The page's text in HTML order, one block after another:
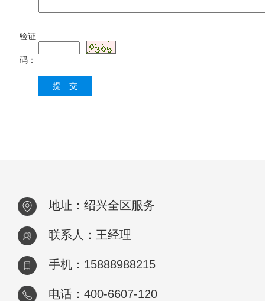
验证
码：
地址：绍兴全区服务
联系人：王经理
手机：15888988215
电话：400-6607-120